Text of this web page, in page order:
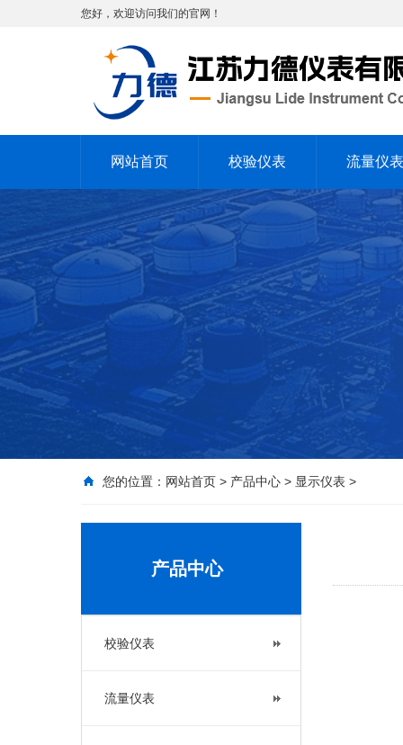
您好，欢迎访问我们的官网！
网站首页 校验仪表 流量仪表
您的位置： 网站首页 > 产品中心 > 显示仪表 >
产品中心
校验仪表
流量仪表